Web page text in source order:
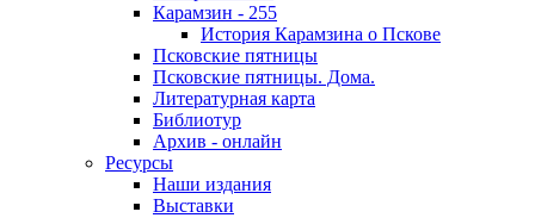
Карамзин - 255
История Карамзина о Пскове
Псковские пятницы
Псковские пятницы. Дома.
Литературная карта
Библиотур
Архив - онлайн
Ресурсы
Наши издания
Выставки